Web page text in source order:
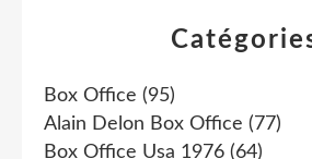
Box Office (95)
Alain Delon Box Office (77)
Box Office Usa 1976 (64)